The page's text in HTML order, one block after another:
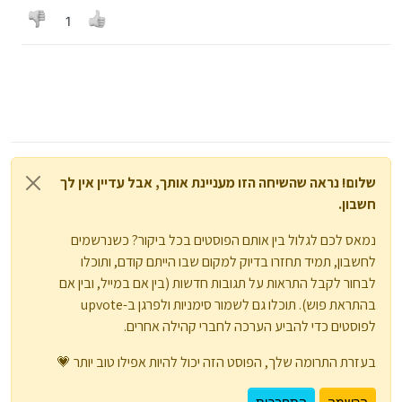
1
שלום! נראה שהשיחה הזו מעניינת אותך, אבל עדיין אין לך
חשבון.
נמאס לכם לגלול בין אותם הפוסטים בכל ביקור? כשנרשמים
לחשבון, תמיד תחזרו בדיוק למקום שבו הייתם קודם, ותוכלו
לבחור לקבל התראות על תגובות חדשות (בין אם במייל, ובין אם
בהתראת פוש). תוכלו גם לשמור סימניות ולפרגן ב-upvote
לפוסטים כדי להביע הערכה לחברי קהילה אחרים.
בעזרת התרומה שלך, הפוסט הזה יכול להיות אפילו טוב יותר 💗